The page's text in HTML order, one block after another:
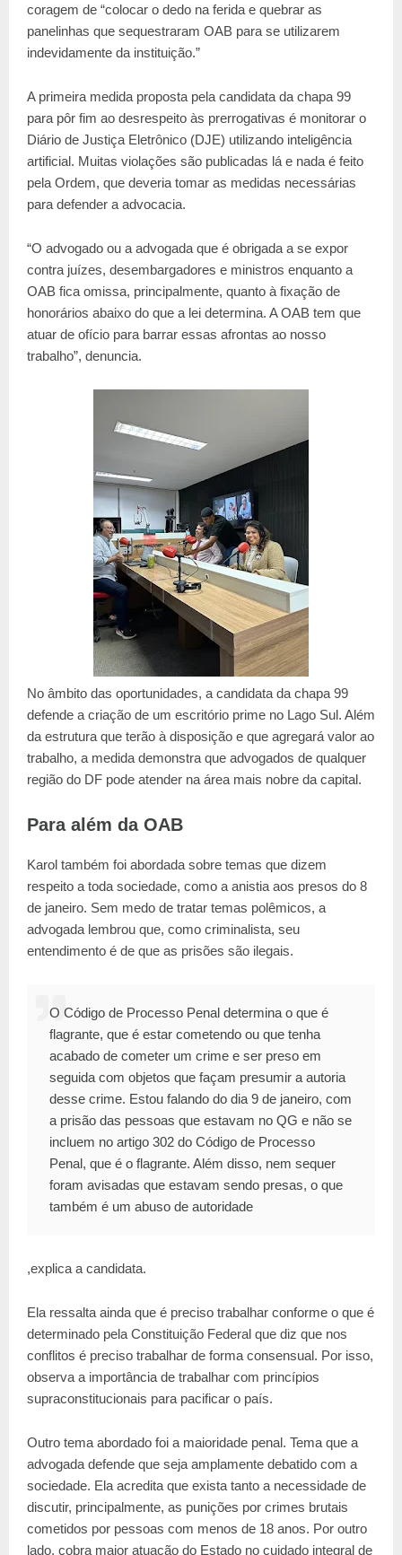
coragem de “colocar o dedo na ferida e quebrar as
panelinhas que sequestraram OAB para se utilizarem
indevidamente da instituição.”
A primeira medida proposta pela candidata da chapa 99
para pôr fim ao desrespeito às prerrogativas é monitorar o
Diário de Justiça Eletrônico (DJE) utilizando inteligência
artificial. Muitas violações são publicadas lá e nada é feito
pela Ordem, que deveria tomar as medidas necessárias
para defender a advocacia.
“O advogado ou a advogada que é obrigada a se expor
contra juízes, desembargadores e ministros enquanto a
OAB fica omissa, principalmente, quanto à fixação de
honorários abaixo do que a lei determina. A OAB tem que
atuar de ofício para barrar essas afrontas ao nosso
trabalho”, denuncia.
No âmbito das oportunidades, a candidata da chapa 99
defende a criação de um escritório prime no Lago Sul. Além
da estrutura que terão à disposição e que agregará valor ao
trabalho, a medida demonstra que advogados de qualquer
região do DF pode atender na área mais nobre da capital.
Para além da OAB
Karol também foi abordada sobre temas que dizem
respeito a toda sociedade, como a anistia aos presos do 8
de janeiro. Sem medo de tratar temas polêmicos, a
advogada lembrou que, como criminalista, seu
entendimento é de que as prisões são ilegais.
O Código de Processo Penal determina o que é
flagrante, que é estar cometendo ou que tenha
acabado de cometer um crime e ser preso em
seguida com objetos que façam presumir a autoria
desse crime. Estou falando do dia 9 de janeiro, com
a prisão das pessoas que estavam no QG e não se
incluem no artigo 302 do Código de Processo
Penal, que é o flagrante. Além disso, nem sequer
foram avisadas que estavam sendo presas, o que
também é um abuso de autoridade
,explica a candidata.
Ela ressalta ainda que é preciso trabalhar conforme o que é
determinado pela Constituição Federal que diz que nos
conflitos é preciso trabalhar de forma consensual. Por isso,
observa a importância de trabalhar com princípios
supraconstitucionais para pacificar o país.
Outro tema abordado foi a maioridade penal. Tema que a
advogada defende que seja amplamente debatido com a
sociedade. Ela acredita que exista tanto a necessidade de
discutir, principalmente, as punições por crimes brutais
cometidos por pessoas com menos de 18 anos. Por outro
lado, cobra maior atuação do Estado no cuidado integral de